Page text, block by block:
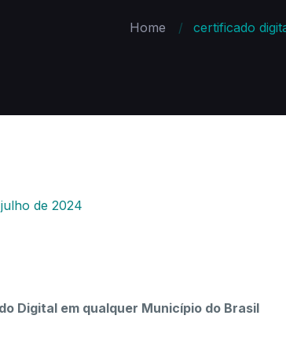
Home certificado
de 2024
Digital em qualquer Município do Brasil